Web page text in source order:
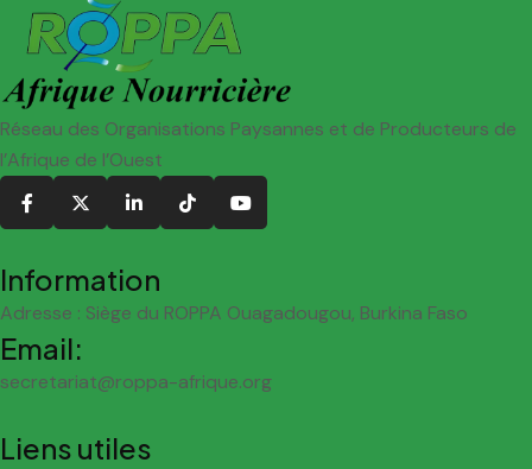
Réseau des Organisations Paysannes et de Producteurs de
l’Afrique de l’Ouest
Information
Adresse : Siège du ROPPA Ouagadougou, Burkina Faso
Email:
secretariat@roppa-afrique.org
Liens utiles